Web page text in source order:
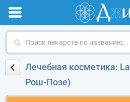
Поиск
по
названию
Лечебная косметика:
Рош-Позе)